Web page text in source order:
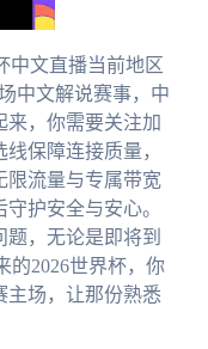
中文直播当前地区
中文解说赛事，中
来，你需要关注加
保障连接质量，
限流量与专属带宽
护安全与安心。
，无论是即将到
的2026世界杯，你
主场，让那份熟悉